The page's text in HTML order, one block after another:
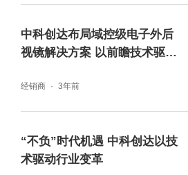
了CMS图像画质体验与标准
的标杆。此外，该解决方案
定、灵活等特点，并集成了
先的操作系统技术，能够为
定流畅的视觉交互体验，同
全保障，以及高效优质的多
了具有行业领先的CMS解决
中科创达布局域控级电子外后
视镜解决方案 以前瞻技术驱动
经销商 3年前
“不负”时代机遇 中科创达以技
术驱动行业变革